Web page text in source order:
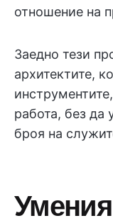
отношение на
Заедно тези
архитектите,
работа, без да
броя на